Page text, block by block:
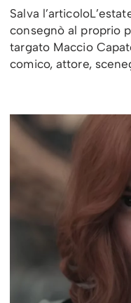
Salva
consegnò al proprio
targato Maccio
comico, attore,